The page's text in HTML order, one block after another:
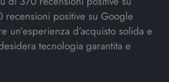
recensioni positive su Google
un’esperienza d’acquisto solida e
tecnologia garantita e